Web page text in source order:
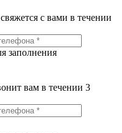
с вами в течении
заполнения
вам в течении 3